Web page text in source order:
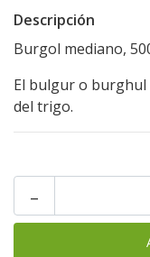
Descripción
Burgol mediano,
El bulgur o
del trigo.
-